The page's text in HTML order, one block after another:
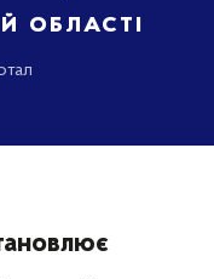
області